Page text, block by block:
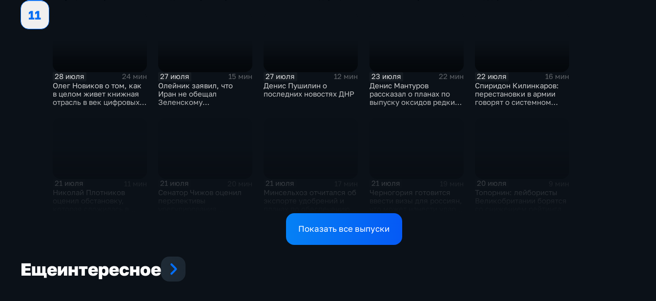
11
28 июля
24 мин
Олег Новиков о том, как
в целом живет книжная
отрасль в век цифровых
27 июля
15 мин
Олейник заявил, что
Иран не обещал
Зеленскому
27 июля
12 мин
Денис Пушилин о
последних новостях ДНР
23 июля
22 мин
Денис Мантуров
рассказал о планах по
выпуску оксидов редких
22 июля
16 мин
Спиридон Килинкаров:
перестановки в армии
говорят о системном
21 июля
Николай Плотников
21 июля
Сенатор Чижов оценил
21 июля
Минсельхоз отчитался об
аграриев топливом
21 июля
Черногория готовится
по экономике страны
20 июля
Топорнин: лейбористы
Показать все выпуски
Ещеинтересное